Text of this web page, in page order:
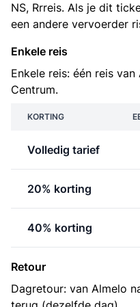
NS, Rrreis. Als je dit
een andere vervoerder
Enkele reis
Enkele reis: één reis
Centrum.
KORTING
Volledig tarief
20% korting
40% korting
Retour
Dagretour: van Almelo